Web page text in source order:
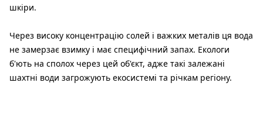
шкіри.
Через високу концентрацію солей і важких металів ця вода
не замерзає взимку і має специфічний запах. Екологи
б'ють на сполох через цей об'єкт, адже такі залежані
шахтні води загрожують екосистемі та річкам регіону.